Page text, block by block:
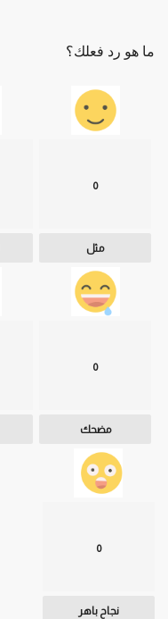
ما هو رد فعلك؟
0
مثل
0
مضحك
0
نجاح باهر